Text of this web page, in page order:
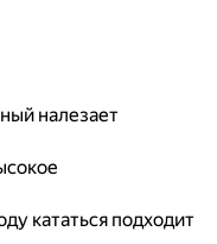
налезает
кататься подходит